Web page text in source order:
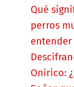
Qué
perros
entender
Onírico: